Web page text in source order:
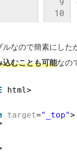
なので簡素にし
込むことも可能なの
html>
target="_top">